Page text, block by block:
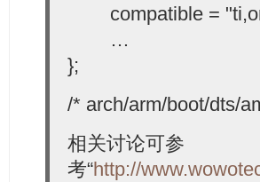
compatible =
…
};
/* arch/arm/boot/dts/
相关讨论可参
考“http://